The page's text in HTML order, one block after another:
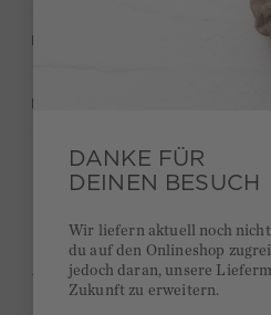
HERSTELLERANGABEN
BEWERTUNGEN (1)
Kurze Lieferzeiten 3-5 Tage
Ab 300€ versandkostenfrei
DANKE FÜR
DEINEN BESUCH
Wir liefern aktuell noch nicht
du auf den Onlineshop
jedoch daran, unsere
Zukunft zu erweitern.